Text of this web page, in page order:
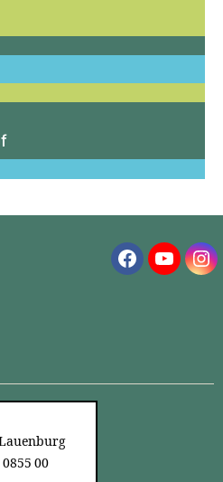
Facebook
00